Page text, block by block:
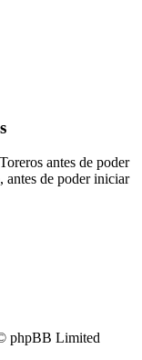
antes de poder
antes de poder iniciar
phpBB Limited